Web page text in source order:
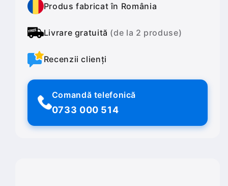
Produs fabricat în România
Livrare gratuită (de la 2 produse)
Recenzii clienți
Comandă telefonică
0733 000 514